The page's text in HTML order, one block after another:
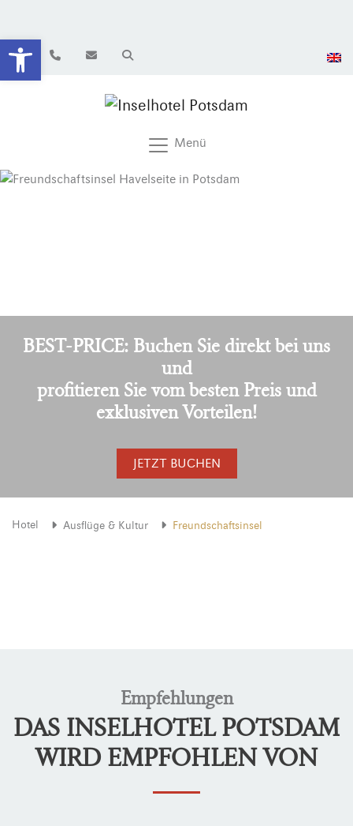
Werkzeugleiste öffnen
Menü
BEST-PRICE: Buchen Sie direkt bei uns
und
profitieren Sie vom besten Preis und
exklusiven Vorteilen!
JETZT BUCHEN
Hotel Ausflüge & Kultur Freundschaftsinsel
Empfehlungen
DAS INSELHOTEL POTSDAM
WIRD EMPFOHLEN VON